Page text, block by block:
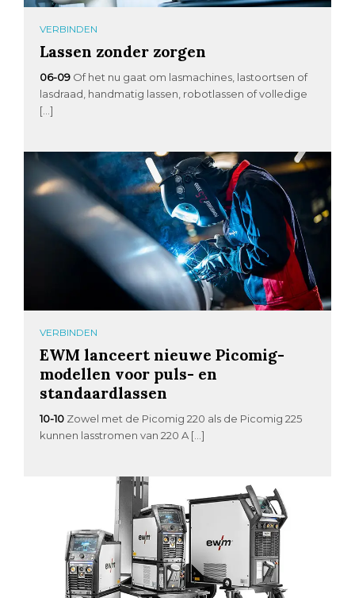
VERBINDEN
Lassen zonder zorgen
06-09 Of het nu gaat om lasmachines, lastoortsen of
lasdraad, handmatig lassen, robotlassen of volledige
[…]
VERBINDEN
EWM lanceert nieuwe Picomig-
modellen voor puls- en
standaardlassen
10-10 Zowel met de Picomig 220 als de Picomig 225
kunnen lasstromen van 220 A […]